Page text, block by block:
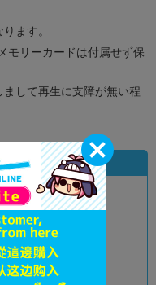
ます。
モリーカードは付属せず保
して再生に支障が無い程
品